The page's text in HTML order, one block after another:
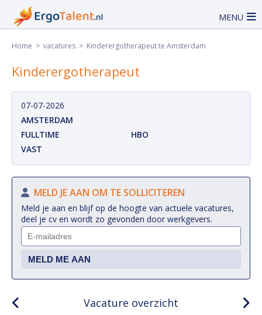
MENU
Home > vacatures > Kinderergotherapeut te Amsterdam
Kinderergotherapeut
07-07-2026
AMSTERDAM
FULLTIME
HBO
VAST
MELD JE AAN OM TE SOLLICITEREN
Meld je aan en blijf op de hoogte van actuele vacatures,
deel je cv en wordt zo gevonden door werkgevers.
Vacature overzicht